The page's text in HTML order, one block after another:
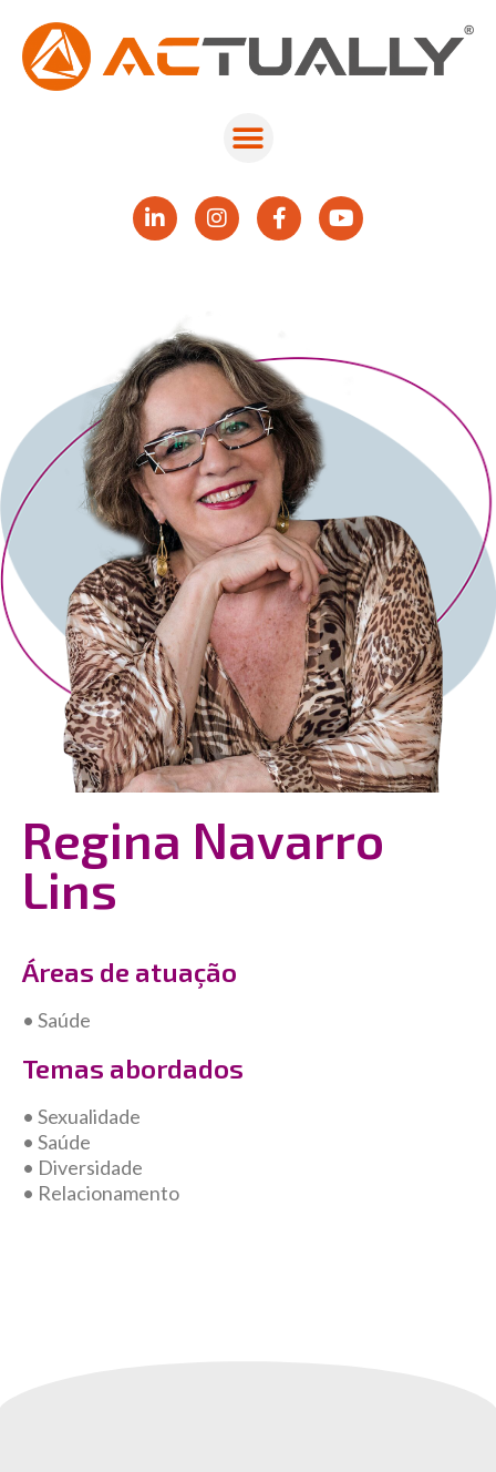
Regina Navarro
Lins
Áreas de atuação
• Saúde
Temas abordados
• Sexualidade
• Saúde
• Diversidade
• Relacionamento